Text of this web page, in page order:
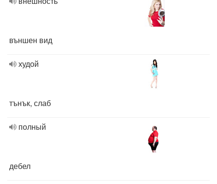
външен вид
худой
тънък, слаб
полный
дебел